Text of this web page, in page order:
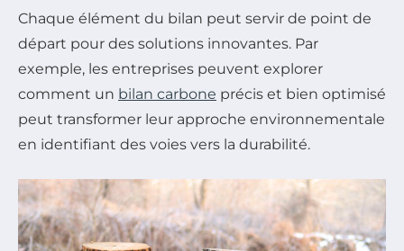
Chaque élément du bilan peut servir de point de
départ pour des solutions innovantes. Par
exemple, les entreprises peuvent explorer
comment un bilan carbone précis et bien optimisé
peut transformer leur approche environnementale
en identifiant des voies vers la durabilité.